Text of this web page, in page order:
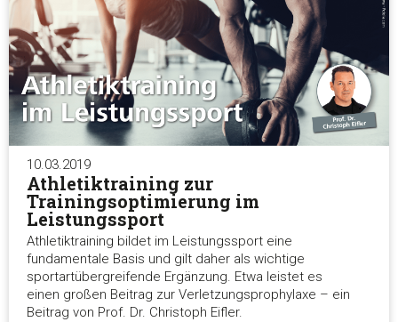
10.03.2019
Athletiktraining zur
Trainingsoptimierung im
Leistungssport
Athletiktraining bildet im Leistungssport eine
fundamentale Basis und gilt daher als wichtige
sportartübergreifende Ergänzung. Etwa leistet es
einen großen Beitrag zur Verletzungsprophylaxe – ein
Beitrag von Prof. Dr. Christoph Eifler.